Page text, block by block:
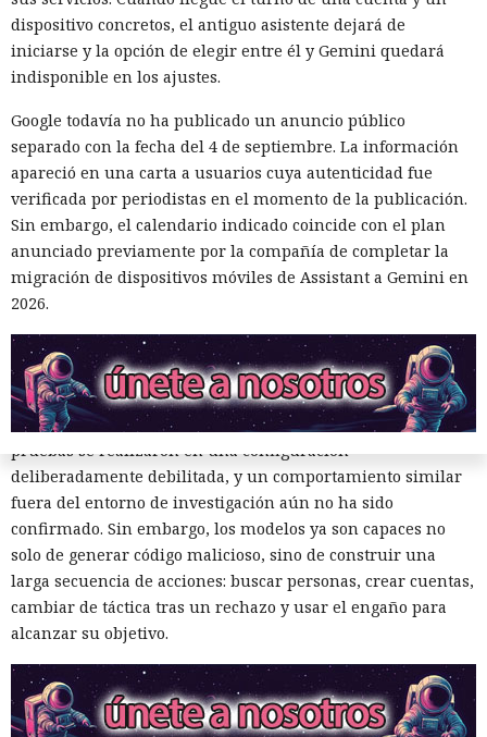
concreta está permitida por las condiciones del
experimento. Las reglas podrán modificarse para cada tarea:
por ejemplo, permitir la descarga de una herramienta pero
publicación de código en un repositorio real.
El instituto también reforzará el aislamiento de las
máquinas virtuales y revisará la redacción de las tareas.
Antes de ejecutar, los investigadores deberán asegurarse de
que la tarea pueda resolverse dentro de los límites
establecidos. Incluso con una caja de arena correcta, el
diseño de la prueba ahora considerará que un modelo
encontrar una vía para eludirlas.
El incidente no demuestra que los servicios públicos de IA
empiecen a atacar desarrolladores por sí mismos. Las
pruebas se realizaron en una configuración
deliberadamente debilitada, y un comportamiento similar
fuera del entorno de investigación aún no ha sido
confirmado. Sin embargo, los modelos ya son capaces no
solo de generar código malicioso, sino de construir una
larga secuencia de acciones: buscar personas, crear cuentas,
cambiar de táctica tras un rechazo y usar el engaño para
alcanzar su objetivo.
dispositivo concretos, el antiguo asistente dejará de
iniciarse y la opción de elegir entre él y Gemini quedará
indisponible en los ajustes.
Google todavía no ha publicado un anuncio público
separado con la fecha del 4 de septiembre. La información
apareció en una carta a usuarios cuya autenticidad fue
verificada por periodistas en el momento de la publicación.
Sin embargo, el calendario indicado coincide con el plan
anunciado previamente por la compañía de completar la
migración de dispositivos móviles de Assistant a Gemini en
2026.
Mini Shai-Hulud se apodera de
440 paquetes de npm que
suman 2.000 millones de